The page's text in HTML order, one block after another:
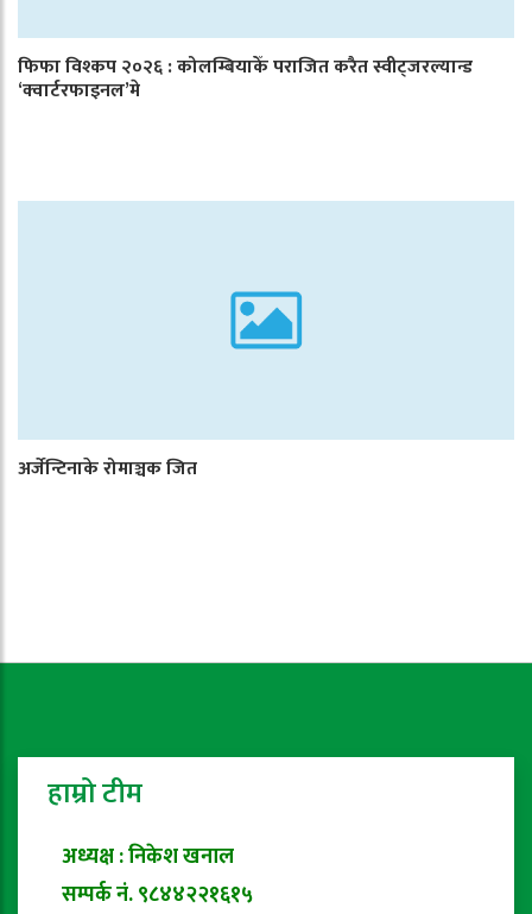
फिफा विश्कप २०२६ : कोलम्बियाकेँ पराजित करैत स्वीट्जरल्यान्ड
‘क्वार्टरफाइनल’मे
अर्जेन्टिनाके रोमाञ्चक जित
हाम्रो टीम
अध्यक्ष : निकेश खनाल
सम्पर्क नं. ९८४४२२१६१५